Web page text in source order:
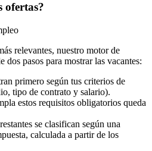
ofertas?
relevantes, nuestro motor de
dos pasos para mostrar las vacantes:
primero según tus criterios de
tipo de contrato y salario).
estos requisitos obligatorios queda
se clasifican según una
calculada a partir de los